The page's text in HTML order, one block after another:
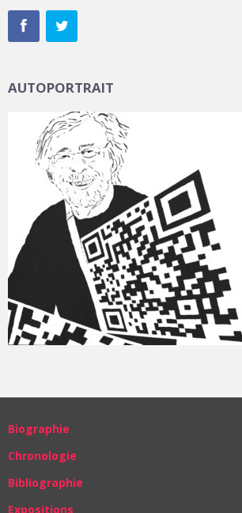
AUTOPORTRAIT
Biographie
Chronologie
Bibliographie
Expositions